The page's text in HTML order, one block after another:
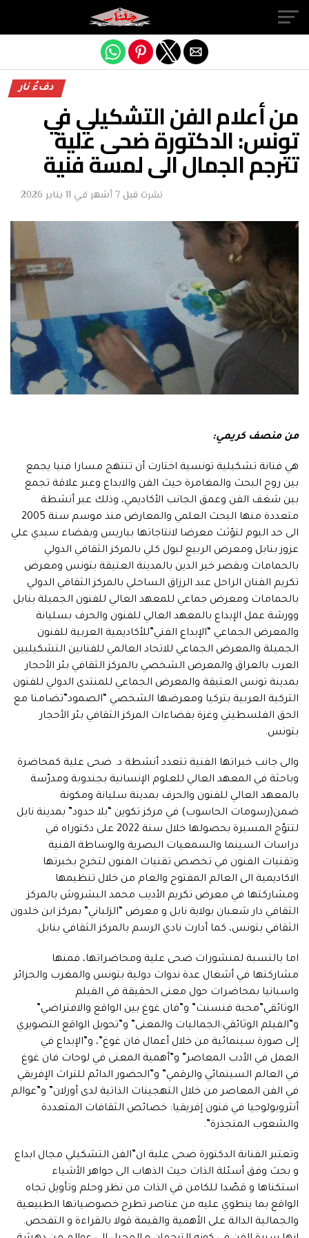
دفءُ نار
من أعلام الفن التشكيلي في
تونس: الدكتورة ضحى علية
تترجم الجمال الى لمسة فنية
نشرت قبل 7 أشهر في 11 يناير 2026
من منصف كريمي:
هي فنانة تشكيلية تونسية اختارت أن تنتهج مسارا فنيا يجمع
بين روح البحث والمغامرة حيث الفن والابداع وعبر علاقة تجمع
بين شغف الفن وعمق الجانب الأكاديمي، وذلك عبر أنشطة
متعددة منها البحث العلمي والمعارض منذ موسم سنة 2005
الى حد اليوم لتؤثث معرضا لانتاجاتها بباريس وبفضاء سيدي علي
عزوز بنابل ومعرض الربيع لبول كلي بالمركز الثقافي الدولي
بالحمامات وبقصر خير الدين بالمدينة العتيقة بتونس ومعرض
تكريم الفنان الراحل عبد الرزاق الساحلي بالمركز الثقافي الدولي
بالحمامات ومعرض جماعي للمعهد العالي للفنون الجميلة بنابل
وورشة عمل الإبداع بالمعهد العالي للفنون والحرف بسليانة
والمعرض الجماعي “الإبداع الفني”للأكاديمية العربية للفنون
الجميلة والمعرض الجماعي للاتحاد العالمي للفنانين التشكيليين
العرب بالعراق والمعرض الشخصي بالمركز الثقافي بئر الأحجار
بمدينة تونس العتيقة والمعرض الجماعي للمنتدى الدولي للفنون
التركية العربية بتركيا ومعرضها الشخصي “الصمود”تضامنا مع
الحق الفلسطيني وغزة بفضاءات المركز الثقافي بئر الأحجار
بتونس.
والى جانب خبراتها الفنية تتعدد أنشطة د. ضحى علية كمحاضرة
وباحثة في المعهد العالي للعلوم الإنسانية بجندوبة ومدرّسة
بالمعهد العالي للفنون والحرف بمدينة سليانة ومكونة
ضمن(رسومات الحاسوب) في مركز تكوين “بلا حدود” بمدينة نابل
لتتوّج المسيرة بحصولها خلال سنة 2022 على دكتوراه في
دراسات السينما والسمعيات البصرية والوساطة الفنية
وتقنيات الفنون في تخصص تقنيات الفنون لتخرج بخبرتها
الاكاديمية الى العالم المفتوح والعام من خلال تنظيمها
ومشاركتها في معرض تكريم الأديب محمد البشروش بالمركز
الثقافي دار شعبان بولاية نابل و معرض “الزلباني” بمركز ابن خلدون
الثقافي بتونس، كما أدارت نادي الرسم بالمركز الثقافي بنابل.
اما بالنسبة لمنشورات ضحى علية ومحاضراتها، فمنها
مشاركتها في أشغال عدة ندوات دولية بتونس والمغرب والجزائر
واسبانيا بمحاضرات حول معنى الحقيقة في الفيلم
الوثائقي”محبة فنسنت” و”فان غوغ بين الواقع والافتراضي”
و”الفيلم الوثائقي:الجماليات والمعنى” و”تحويل الواقع التصويري
إلى صورة سينمائية من خلال أعمال فان غوغ”، و”الإبداع في
العمل في الأدب المعاصر” و”أهمية المعنى في لوحات فان غوغ
في العالم السينمائي والرقمي” و”الحضور الدائم للتراث الإفريقي
في الفن المعاصر من خلال التهجينات الذاتية لدى أورلان” و”عوالم
أنثروبولوجيا في فنون إفريقيا: خصائص الثقافات المتعددة
والشعوب المتجذرة”.
وتعتبر الفنانة الدكتورة ضحى علية ان”الفن التشكيلي مجال ابداع
و بحث وفق أسئلة الذات حيث الذهاب الى جواهر الأشياء
استكناها و قصّدا للكامن في الذات من نظر وحلم وتأويل تجاه
الواقع بما ينطوي عليه من عناصر تطرح خصوصياتها الطبيعية
والجمالية الدالة على الأهمية والقيمة قولا بالقراءة و التفحص.
Exit mobile version